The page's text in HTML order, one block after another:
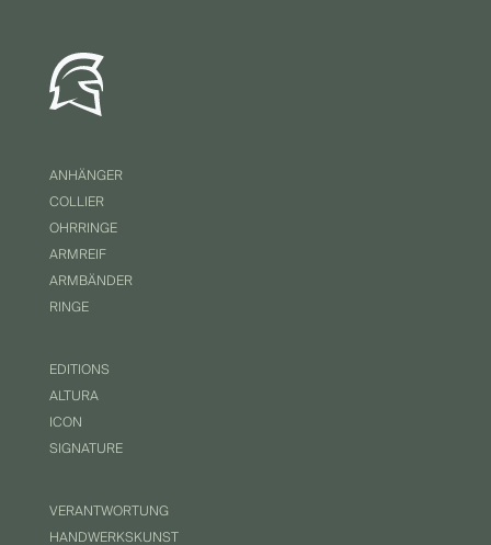
ANHÄNGER
COLLIER
OHRRINGE
ARMREIF
ARMBÄNDER
RINGE
EDITIONS
ALTURA
ICON
SIGNATURE
VERANTWORTUNG
HANDWERKSKUNST